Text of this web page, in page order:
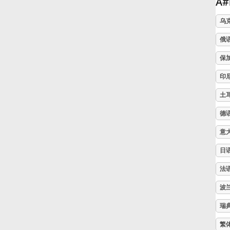
乌
俄
保
印
土
德
意
日
法
波
瑞
繁